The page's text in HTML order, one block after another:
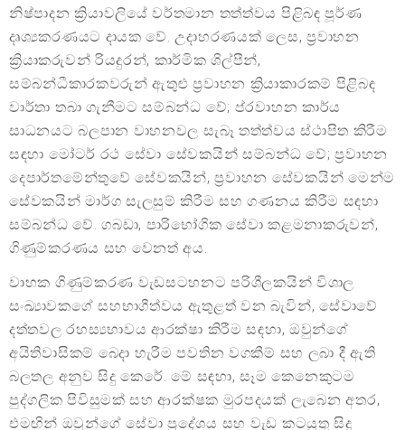
නිෂ්පාදන ක්‍රියාවලියේ වර්තමාන තත්ත්වය පිළිබඳ පූර්ණ
දෘශ්‍යකරණයට දායක වේ. උදාහරණයක් ලෙස, ප්‍රවාහන
ක්‍රියාකරුවන් රියදුරන්, කාර්මික ශිල්පීන්,
සම්බන්ධීකාරකවරුන් ඇතුළු ප්‍රවාහන ක්‍රියාකාරකම් පිළිබඳ
වාර්තා තබා ගැනීමට සම්බන්ධ වේ; ප්රවාහන කාර්ය
සාධනයට බලපාන වාහනවල සැබෑ තත්ත්වය ස්ථාපිත කිරීම
සඳහා මෝටර් රථ සේවා සේවකයින් සම්බන්ධ වේ; ප්‍රවාහන
දෙපාර්තමේන්තුවේ සේවකයින්, ප්‍රවාහන සේවකයින් මෙන්ම
සේවකයින් මාර්ග සැලසුම් කිරීම සහ ගණනය කිරීම සඳහා
සම්බන්ධ වේ. ගබඩා, පාරිභෝගික සේවා කළමනාකරුවන්,
ගිණුම්කරණය සහ වෙනත් අය.
වාහක ගිණුම්කරණ වැඩසටහනට පරිශීලකයින් විශාල
සංඛ්‍යාවකගේ සහභාගීත්වය ඇතුළත් වන බැවින්, සේවාවේ
දත්තවල රහස්‍යභාවය ආරක්ෂා කිරීම සඳහා, ඔවුන්ගේ
අයිතිවාසිකම් බෙදා හැරීම පවතින වගකීම් සහ ලබා දී ඇති
බලතල අනුව සිදු කෙරේ. මේ සඳහා, සෑම කෙනෙකුටම
පුද්ගලික පිවිසුමක් සහ ආරක්ෂක මුරපදයක් ලැබෙන අතර,
එමඟින් ඔවුන්ගේ සේවා ප්‍රදේශය සහ වැඩ කටයුතු සිදු